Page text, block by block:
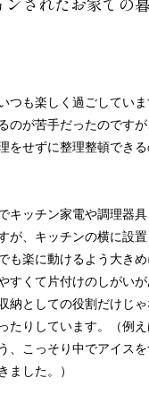
つも楽しく過ごしていま
のが苦手だったのです
をせずに整理整頓でき
キッチン家電や調理器具
が、キッチンの横に設
も楽に動けるよう大き
すくて片付けのしがいが
納としての役割だけじ
たりしています。（例
、こっそり中でアイス
ました。）